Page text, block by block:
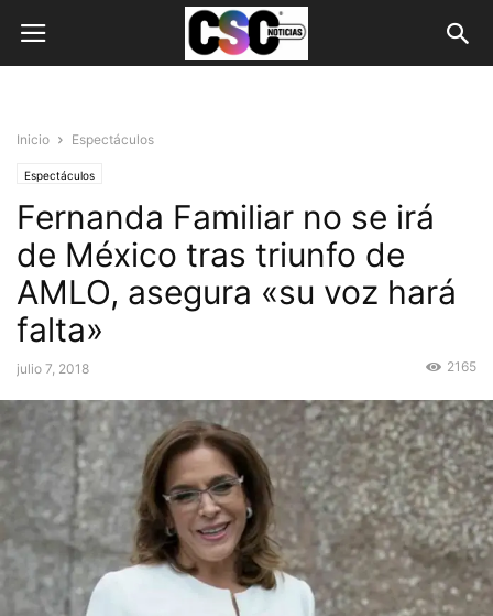
Inicio Espectáculos
Espectáculos
Fernanda Familiar no se irá
de México tras triunfo de
AMLO, asegura «su voz hará
falta»
julio 7, 2018 2165